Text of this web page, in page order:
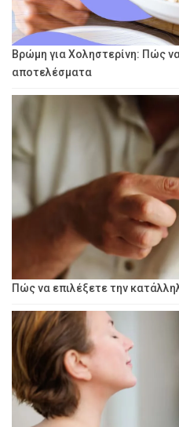
Βρώμη για Χοληστερίνη: Πώς
αποτελέσματα
Πώς να επιλέξετε την